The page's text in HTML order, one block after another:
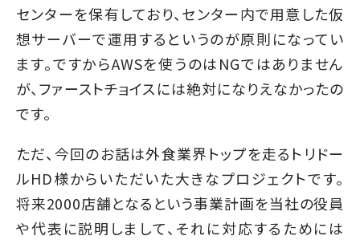
センターを保有しており、センター内で用意した仮
想サーバーで運用するというのが原則になってい
ます。ですからAWSを使うのはNGではありません
が、ファーストチョイスには絶対になりえなかったの
です。
ただ、今回のお話は外食業界トップを走るトリドー
ルHD様からいただいた大きなプロジェクトです。
将来2000店舗となるという事業計画を当社の役員
や代表に説明しまして、それに対応するためには